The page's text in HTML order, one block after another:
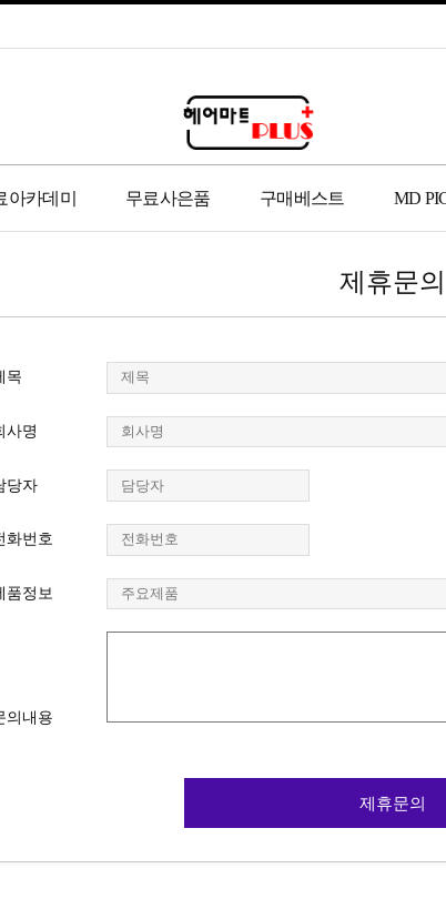
아카데미 무료사은품 구매베스트 MD
제휴문의
목
사명
당자
화번호
품정보
의내용